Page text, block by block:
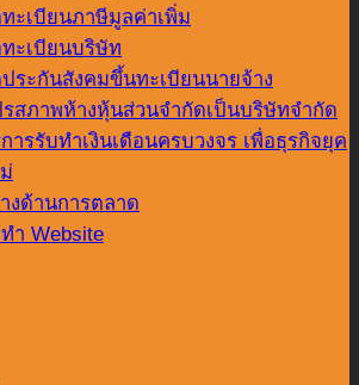
ะเบียนภาษีมูลค่าเพิ่ม
ะเบียนบริษัท
ระกันสังคมขึ้นทะเบียนนายจ้าง
สภาพห้างหุ้นส่วนจำกัดเป็นบริษัทจำกัด
ารรับทำเงินเดือนครบวงจร เพื่อธุรกิจยุค
งด้านการตลาด
ำ Website